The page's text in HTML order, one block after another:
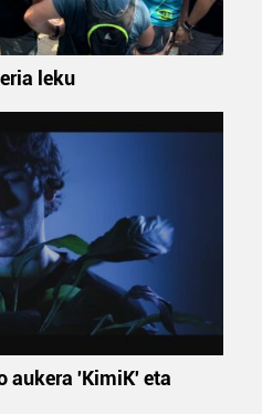
prozesatzeko moduari
eta hirugarrenen cookie-
esperientzia eta
cookie teknologiaz
gero, teknologia hori
ematen diguzu.Gehiago
leku
aukera 'KimiK' eta